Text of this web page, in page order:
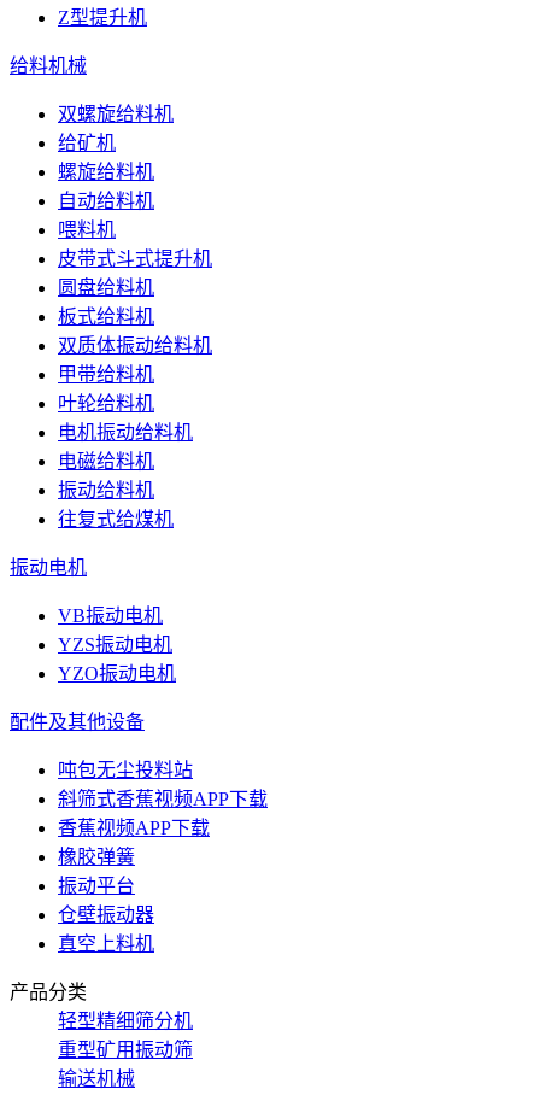
Z型提升机
给料机械
双螺旋给料机
给矿机
螺旋给料机
自动给料机
喂料机
皮带式斗式提升机
圆盘给料机
板式给料机
双质体振动给料机
甲带给料机
叶轮给料机
电机振动给料机
电磁给料机
振动给料机
往复式给煤机
振动电机
VB振动电机
YZS振动电机
YZO振动电机
配件及其他设备
吨包无尘投料站
斜筛式香蕉视频APP下载
香蕉视频APP下载
橡胶弹簧
振动平台
仓壁振动器
真空上料机
产品分类
轻型精细筛分机
重型矿用振动筛
输送机械